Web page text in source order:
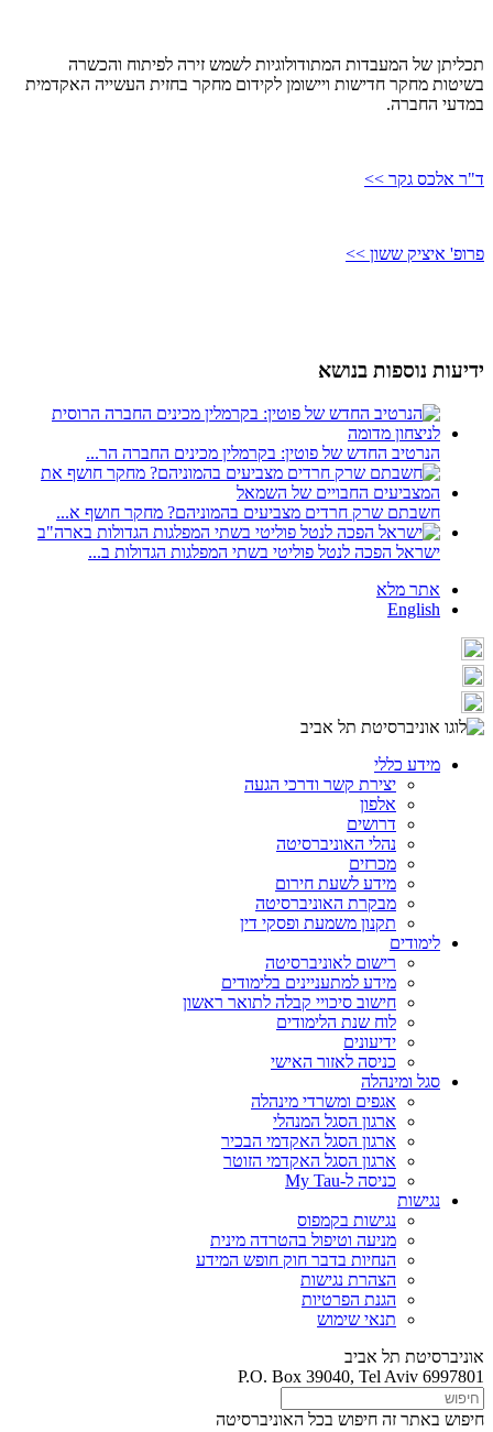
תכליתן של המעבדות המתודולוגיות לשמש זירה לפיתוח והכשרה
בשיטות מחקר חדישות ויישומן לקידום מחקר בחזית העשייה האקדמית
במדעי החברה.
ד"ר אלכס גקר >>
פרופ' איציק ששון >>
ידיעות נוספות בנושא
הנרטיב החדש של פוטין: בקרמלין מכינים החברה הר...
חשבתם שרק חרדים מצביעים בהמוניהם? מחקר חושף א...
ישראל הפכה לנטל פוליטי בשתי המפלגות הגדולות ב...
אתר מלא
English
מידע כללי
יצירת קשר ודרכי הגעה
אלפון
דרושים
נהלי האוניברסיטה
מכרזים
מידע לשעת חירום
מבקרת האוניברסיטה
תקנון משמעת ופסקי דין
לימודים
רישום לאוניברסיטה
מידע למתעניינים בלימודים
חישוב סיכויי קבלה לתואר ראשון
לוח שנת הלימודים
ידיעונים
כניסה לאזור האישי
סגל ומינהלה
אגפים ומשרדי מינהלה
ארגון הסגל המנהלי
ארגון הסגל האקדמי הבכיר
ארגון הסגל האקדמי הזוטר
כניסה ל-My Tau
נגישות
נגישות בקמפוס
מניעה וטיפול בהטרדה מינית
הנחיות בדבר חוק חופש המידע
הצהרת נגישות
הגנת הפרטיות
תנאי שימוש
אוניברסיטת תל אביב
P.O. Box 39040, Tel Aviv 6997801
חיפוש באתר זה חיפוש בכל האוניברסיטה